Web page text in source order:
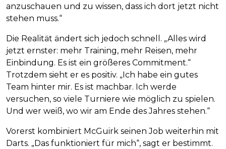
anzuschauen und zu wissen, dass ich dort jetzt nicht
stehen muss.“
Die Realität ändert sich jedoch schnell. „Alles wird
jetzt ernster: mehr Training, mehr Reisen, mehr
Einbindung. Es ist ein größeres Commitment.“
Trotzdem sieht er es positiv. „Ich habe ein gutes
Team hinter mir. Es ist machbar. Ich werde
versuchen, so viele Turniere wie möglich zu spielen.
Und wer weiß, wo wir am Ende des Jahres stehen.“
Vorerst kombiniert McGuirk seinen Job weiterhin mit
Darts. „Das funktioniert für mich“, sagt er bestimmt.